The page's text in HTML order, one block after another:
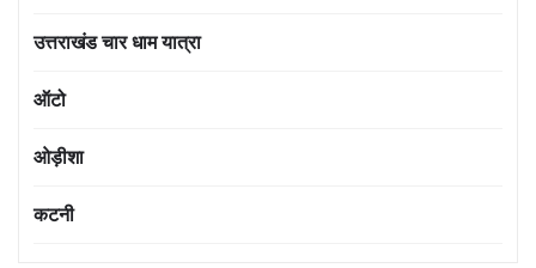
उत्तराखंड चार धाम यात्रा
ऑटो
ओड़ीशा
कटनी